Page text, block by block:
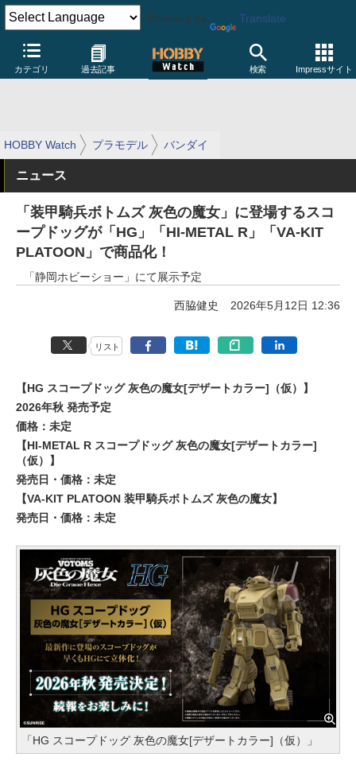
Powered by Translate
カテゴリ 過去記事 検索 Impressサイト
HOBBY Watch プラモデル バンダイ
ニュース
「装甲騎兵ボトムズ 灰色の魔女」に登場するスコ
ープドッグが「HG」「HI-METAL R」「VA-KIT
PLATOON」で商品化！
「静岡ホビーショー」にて展示予定
西脇健史 2026年5月12日 12:36
リスト
【HG スコープドッグ 灰色の魔女[デザートカラー]（仮）】
2026年秋 発売予定
価格：未定
【HI-METAL R スコープドッグ 灰色の魔女[デザートカラー]
（仮）】
発売日・価格：未定
【VA-KIT PLATOON 装甲騎兵ボトムズ 灰色の魔女】
発売日・価格：未定
「HG スコープドッグ 灰色の魔女[デザートカラー]（仮）」